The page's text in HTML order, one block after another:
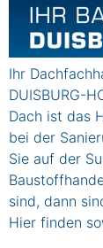
Ihr
DUISBURG-
Dach ist das
bei der
Sie auf der
sind, dann
Hier finden